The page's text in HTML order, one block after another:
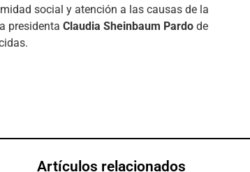
social y atención a las causas de la
presidenta Claudia Sheinbaum Pardo de
Artículos relacionados